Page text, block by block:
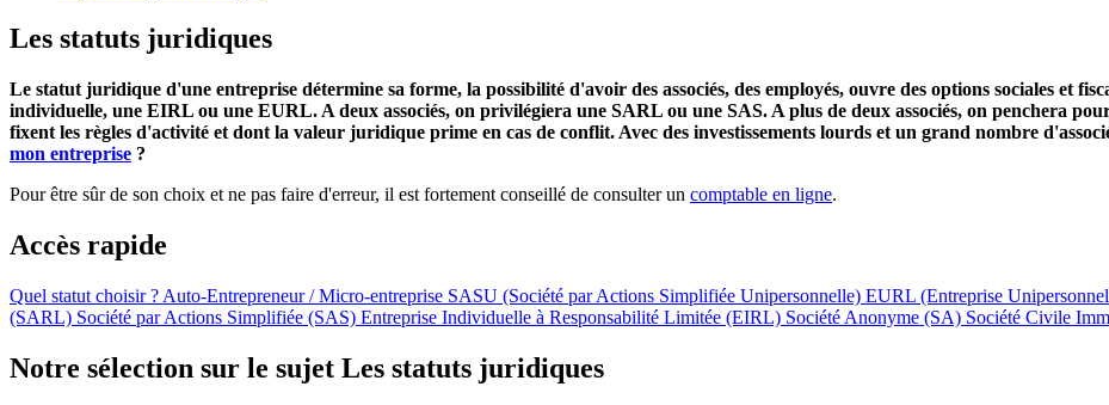
Les statuts juridiques
Le statut juridique d'une entreprise détermine sa forme, la possibilité d'avoir des associés, des employés, ouvre des options sociales et
individuelle, une EIRL ou une EURL. A deux associés, on privilégiera une SARL ou une SAS. A plus de deux associés, on penchera
fixent les règles d'activité et dont la valeur juridique prime en cas de conflit. Avec des investissements lourds et un grand nombre
mon entreprise ?
Pour être sûr de son choix et ne pas faire d'erreur, il est fortement conseillé de consulter un comptable en ligne.
Accès rapide
Quel statut choisir ? Auto-Entrepreneur / Micro-entreprise SASU (Société par Actions Simplifiée Unipersonnelle) EURL (Entreprise
(SARL) Société par Actions Simplifiée (SAS) Entreprise Individuelle à Responsabilité Limitée (EIRL) Société Anonyme (SA) Société Civile
Notre sélection sur le sujet Les statuts juridiques